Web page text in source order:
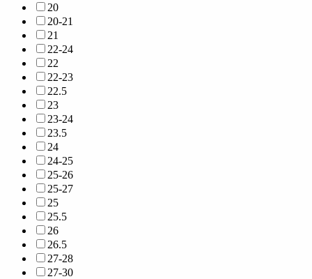
20
20-21
21
22-24
22
22-23
22.5
23
23-24
23.5
24
24-25
25-26
25-27
25
25.5
26
26.5
27-28
27-30